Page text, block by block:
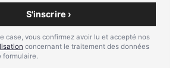
S'inscrire ›
case, vous confirmez avoir lu et accepté nos
concernant le traitement des données
formulaire.